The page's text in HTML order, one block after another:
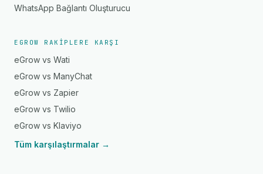
WhatsApp Bağlantı Oluşturucu
EGROW RAKIPLERE KARŞI
eGrow vs Wati
eGrow vs ManyChat
eGrow vs Zapier
eGrow vs Twilio
eGrow vs Klaviyo
Tüm karşılaştırmalar →